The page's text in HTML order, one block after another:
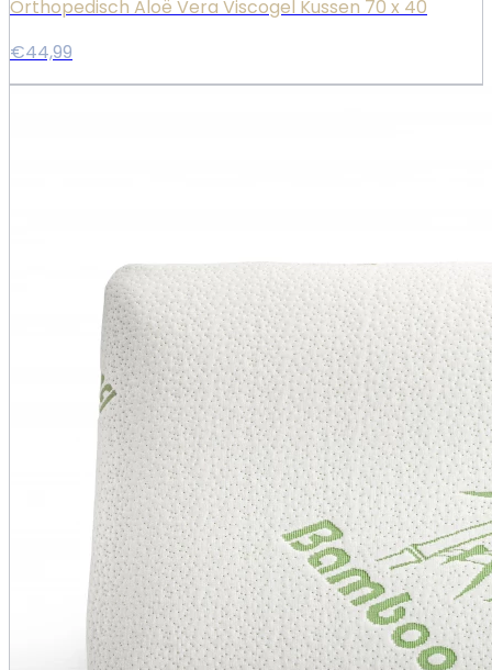
Orthopedisch Aloë Vera Viscogel Kussen 70 x 40
€44,99